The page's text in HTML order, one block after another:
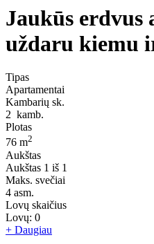
Jaukūs erdvus
uždaru kiemu
Tipas
Apartamentai
Kambarių sk.
2 kamb.
Plotas
76 m2
Aukštas
Aukštas 1 iš 1
Maks. svečiai
4 asm.
Lovų skaičius
Lovų: 0
+ Daugiau